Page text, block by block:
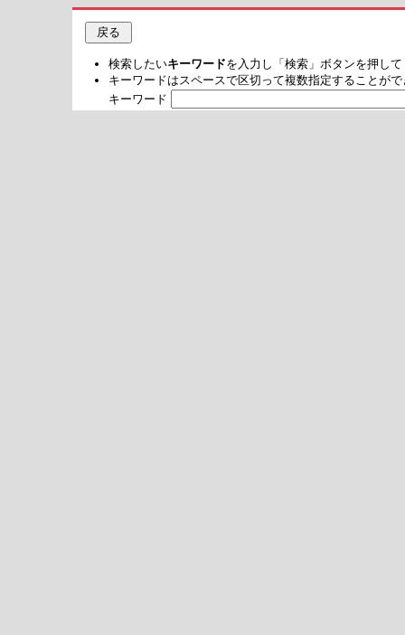
検索したいキーワードを入力し「検索」ボタンを押し
キーワードはスペースで区切って複数指定することが
キーワード